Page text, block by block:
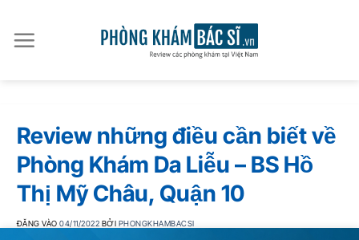
qua
nội
Review những điều cần biết về
Phòng Khám Da Liễu – BS Hồ
Thị Mỹ Châu, Quận 10
ĐĂNG VÀO04/11/2022 BỞI PHONGKHAMBACSI